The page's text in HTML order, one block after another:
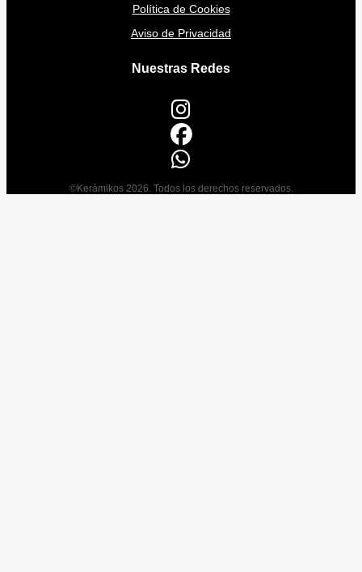
Política de Cookies
Aviso de Privacidad
Nuestras Redes
©Kerámikos 2026. Todos los derechos reservados.